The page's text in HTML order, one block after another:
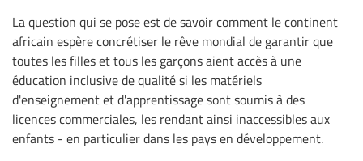
La question qui se pose est de savoir comment le continent
africain espère concrétiser le rêve mondial de garantir que
toutes les filles et tous les garçons aient accès à une
éducation inclusive de qualité si les matériels
d'enseignement et d'apprentissage sont soumis à des
licences commerciales, les rendant ainsi inaccessibles aux
enfants - en particulier dans les pays en développement.